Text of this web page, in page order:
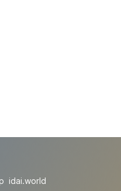
idai.world